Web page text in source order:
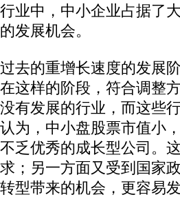
业中，中小企业占据了
发展机会。
的重增长速度的发展
这样的阶段，符合调整
有发展的行业，而这些
为，中小盘股票市值小
乏优秀的成长型公司。
；另一方面又受到国家
型带来的机会，更容易